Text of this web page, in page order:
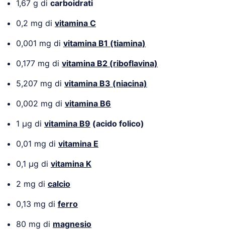
1,67 g di carboidrati
0,2 mg di vitamina C
0,001 mg di vitamina B1 (tiamina)
0,177 mg di vitamina B2 (riboflavina)
5,207 mg di vitamina B3 (niacina)
0,002 mg di vitamina B6
1 µg di vitamina B9 (acido folico)
0,01 mg di vitamina E
0,1 µg di vitamina K
2 mg di calcio
0,13 mg di ferro
80 mg di magnesio